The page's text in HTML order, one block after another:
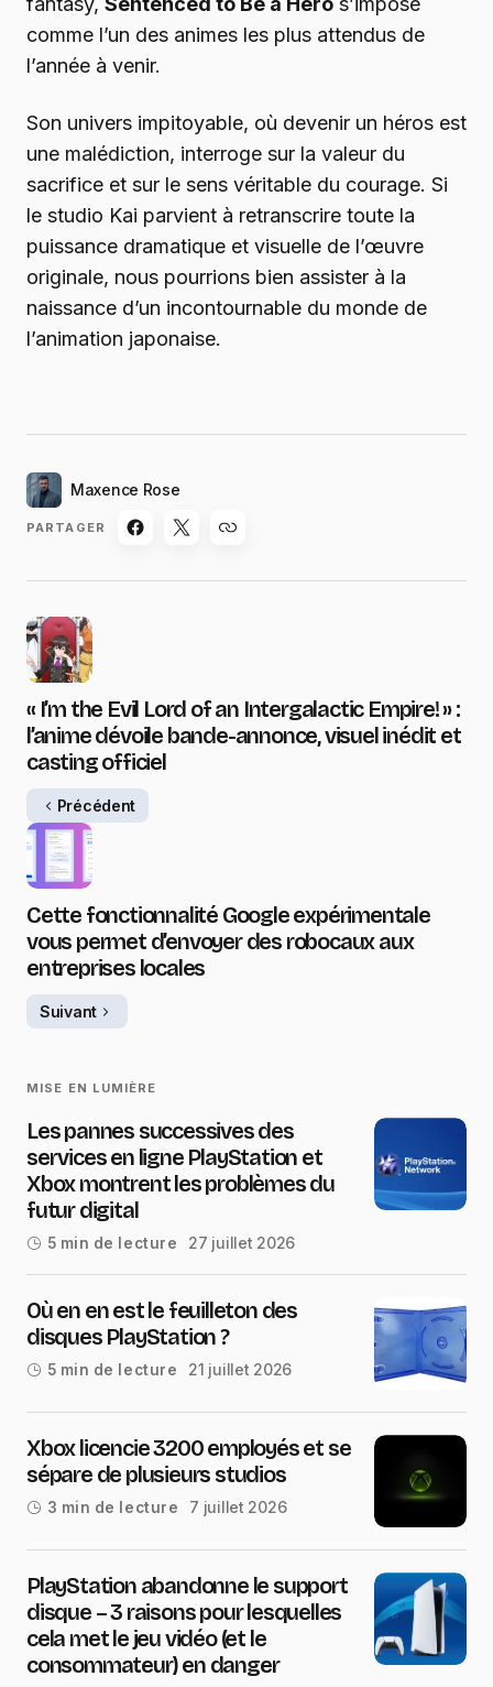
comme l’un des animes les plus attendus de
l’année à venir.
Son univers impitoyable, où devenir un héros est
une malédiction, interroge sur la valeur du
sacrifice et sur le sens véritable du courage. Si
le studio Kai parvient à retranscrire toute la
puissance dramatique et visuelle de l’œuvre
originale, nous pourrions bien assister à la
naissance d’un incontournable du monde de
l’animation japonaise.
Maxence Rose
PARTAGER
« I’m the Evil Lord of an Intergalactic Empire! » :
l’anime dévoile bande-annonce, visuel inédit et
casting officiel
Précédent
Cette fonctionnalité Google expérimentale
vous permet d’envoyer des robocaux aux
entreprises locales
Suivant
MISE EN LUMIÈRE
Les pannes successives des
services en ligne PlayStation et
Xbox montrent les problèmes du
futur digital
5 min de lecture 27 juillet 2026
Où en en est le feuilleton des
disques PlayStation ?
5 min de lecture 21 juillet 2026
Xbox licencie 3200 employés et se
sépare de plusieurs studios
3 min de lecture 7 juillet 2026
PlayStation abandonne le support
disque – 3 raisons pour lesquelles
cela met le jeu vidéo (et le
consommateur) en danger